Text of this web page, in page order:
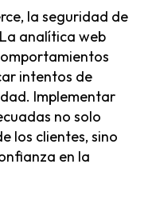
la seguridad de
analítica web
intentos de
Implementar
no solo
los clientes, sino
en la